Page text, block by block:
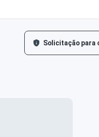
Solicitação para